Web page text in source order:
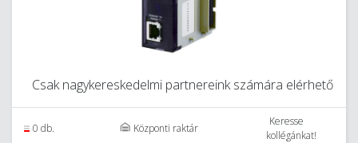
Csak nagykereskedelmi partnereink számára elérhető
0 db. Központi raktár
Keresse
kollégánkat!